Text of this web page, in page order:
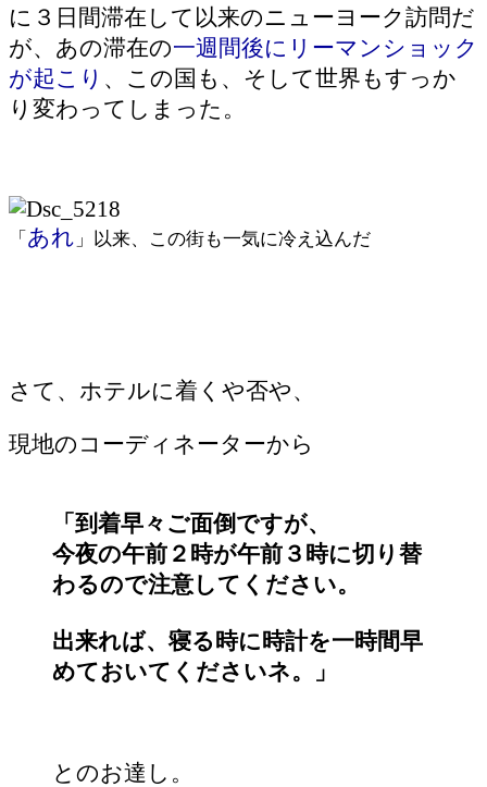
に３日間滞在して以来のニューヨーク訪問だ
が、あの滞在の一週間後にリーマンショック
が起こり 、この国も、そして世界もすっか
り変わってしまった。
「 あれ 」以来、この街も一気に冷え込んだ
さて、ホテルに着くや否や、
現地のコーディネーターから
「到着早々ご面倒ですが、
今夜の午前２時が午前３時に切り替
わるので注意してください。
出来れば、寝る時に時計を一時間早
めておいてくださいネ。」
とのお達し。